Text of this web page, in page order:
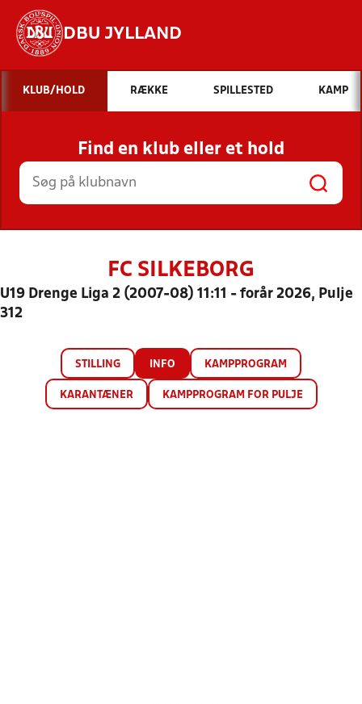
DBU JYLLAND
Hvad vil du søge efter?
INDHOLD OG NYHEDER
STILLINGER, RESULTATER, KLUBBER OG
HOLD
KLUB/HOLD RÆKKE SPILLESTED KAMP
Find en klub eller et hold
FC SILKEBORG
U19 Drenge Liga 2 (2007-08) 11:11 - forår 2026, Pulje
312
STILLING INFO KAMPPROGRAM
KARANTÆNER KAMPPROGRAM FOR PULJE